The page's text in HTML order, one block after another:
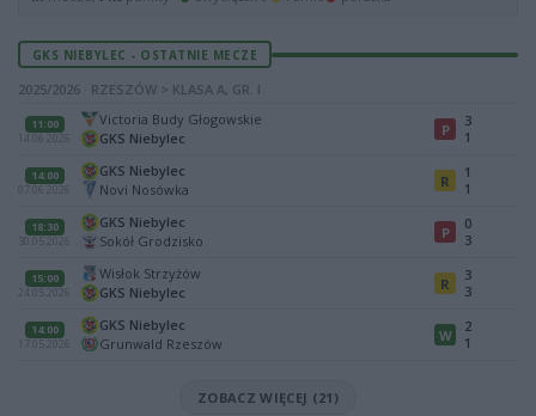
GKS NIEBYLEC - OSTATNIE MECZE
2025/2026 · RZESZÓW > KLASA A, GR. I
11:00
14.06.2026
Victoria Budy Głogowskie
GKS Niebylec
P
3
1
14:00
07.06.2026
GKS Niebylec
Novi Nosówka
R
1
1
18:30
30.05.2026
GKS Niebylec
Sokół Grodzisko
P
0
3
15:00
24.05.2026
Wisłok Strzyżów
GKS Niebylec
R
3
3
14:00
17.05.2026
GKS Niebylec
Grunwald Rzeszów
W
2
1
ZOBACZ WIĘCEJ (21)